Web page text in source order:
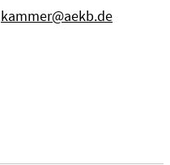
kammer@aekb.de